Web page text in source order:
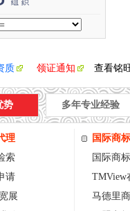
质 领证通知 查看铭
势 多年专业经验
理
索
请
展
国际商
国际商
TMView
马德里